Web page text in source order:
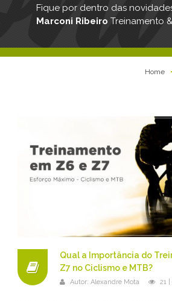
Fique por dentro das
Marconi RibeiroTreinamento
Home
Qual a Importância do
Z7 no Ciclismo e MTB?
Autor: Alexandre Mota 21